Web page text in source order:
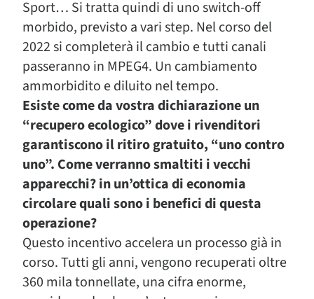
Sport… Si tratta quindi di uno switch-off
morbido, previsto a vari step. Nel corso del
2022 si completerà il cambio e tutti canali
passeranno in MPEG4. Un cambiamento
ammorbidito e diluito nel tempo.
Esiste come da vostra dichiarazione un
“recupero ecologico” dove i rivenditori
garantiscono il ritiro gratuito, “uno contro
uno”. Come verranno smaltiti i vecchi
apparecchi? in un’ottica di economia
circolare quali sono i benefici di questa
operazione?
Questo incentivo accelera un processo già in
corso. Tutti gli anni, vengono recuperati oltre
360 mila tonnellate, una cifra enorme,